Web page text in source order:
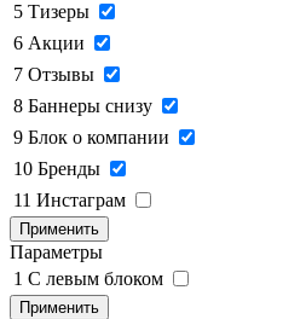
5 Тизеры
6 Акции
7 Отзывы
8 Баннеры снизу
9 Блок о компании
10 Бренды
11 Инстаграм
Применить
Параметры
1 C левым блоком
Применить